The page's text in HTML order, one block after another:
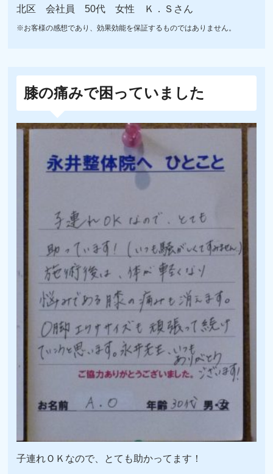
北区 会社員 50代 女性 Ｋ．Ｓさん
※お客様の感想であり、効果効能を保証するものではありません。
膝の痛みで困っていました
子連れＯＫなので、とても助かってます！